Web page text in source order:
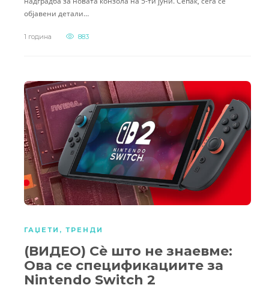
објавени детали…
1 година 883
ГАЏЕТИ , ТРЕНДИ
(ВИДЕО) Сè што не знаевме:
Ова се спецификациите за
Nintendo Switch 2